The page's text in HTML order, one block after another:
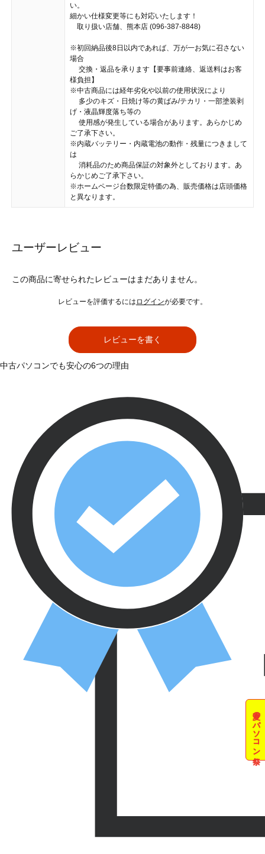
い。
細かい仕様変更等にも対応いたします！
取り扱い店舗、熊本店 (096-387-8848)
※初回納品後8日以内であれば、万が一お気に召さない
場合
交換・返品を承ります【要事前連絡、返送料はお客
様負担】
※中古商品には経年劣化や以前の使用状況により
多少のキズ・日焼け等の黄ばみ/テカリ・一部塗装剥
げ・液晶輝度落ち等の
使用感が発生している場合があります。あらかじめ
ご了承下さい。
※内蔵バッテリー・内蔵電池の動作・残量につきまして
は
消耗品のため商品保証の対象外としております。あ
らかじめご了承下さい。
※ホームページ台数限定特価の為、販売価格は店頭価格
と異なります。
ユーザーレビュー
この商品に寄せられたレビューはまだありません。
レビューを評価するには ログインが必要です。
レビューを書く
夏のパソコン祭
中古パソコンでも安心の6つの理由